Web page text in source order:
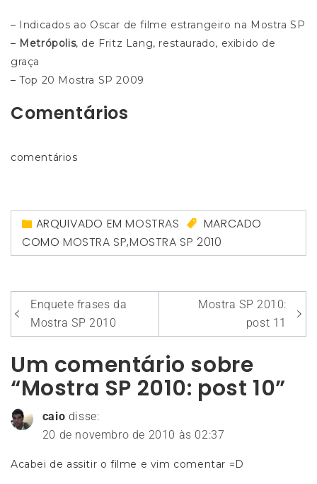
– Indicados ao Oscar de filme estrangeiro na Mostra SP
– Metrópolis, de Fritz Lang, restaurado, exibido de
graça
–Top 20 Mostra SP 2009
Comentários
comentários
ARQUIVADO EMMOSTRAS
MARCADO
COMO MOSTRA SP,MOSTRA SP 2010
Navegação
de
Post
Enquete frases da
Mostra SP 2010
Mostra SP 2010:
post 11
Um comentário sobre
“Mostra SP 2010: post 10”
caio disse:
20 de novembro de 2010 às 02:37
Acabei de assitir o filme e vim comentar =D